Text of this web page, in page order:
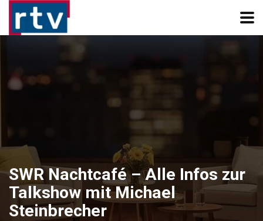
SWR Nachtcafé – Alle Infos zur
Talkshow mit Michael
Steinbrecher